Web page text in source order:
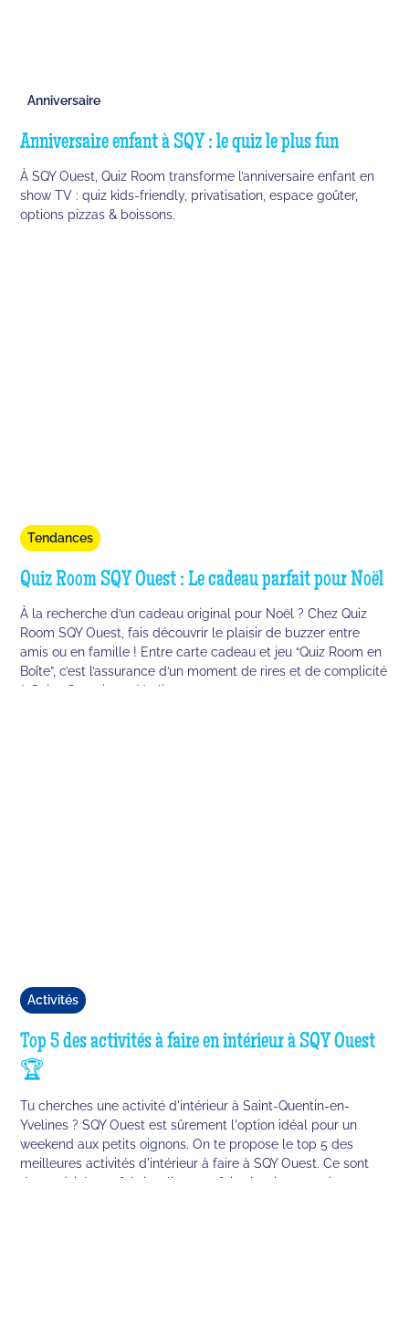
Anniversaire
Anniversaire enfant à SQY : le quiz le plus fun
À SQY Ouest, Quiz Room transforme l’anniversaire enfant en
show TV : quiz kids-friendly, privatisation, espace goûter,
options pizzas & boissons.
Tendances
Quiz Room SQY Ouest : Le cadeau parfait pour Noël
À la recherche d’un cadeau original pour Noël ? Chez Quiz
Room SQY Ouest, fais découvrir le plaisir de buzzer entre
amis ou en famille ! Entre carte cadeau et jeu “Quiz Room en
Boîte”, c’est l’assurance d’un moment de rires et de complicité
à Saint-Quentin-en-Yvelines.
Activités
Top 5 des activités à faire en intérieur à SQY Ouest
🏆
Tu cherches une activité d'intérieur à Saint-Quentin-en-
Yvelines ? SQY Ouest est sûrement l'option idéal pour un
weekend aux petits oignons. On te propose le top 5 des
meilleures activités d'intérieur à faire à SQY Ouest. Ce sont
des activités parfois insolites, parfois classiques mais